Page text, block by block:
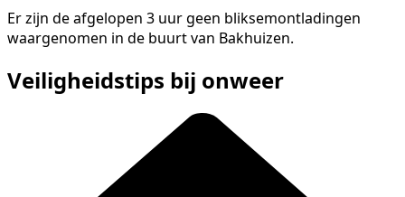
Er zijn de afgelopen 3 uur geen bliksemontladingen
waargenomen in de buurt van Bakhuizen.
Veiligheidstips bij onweer